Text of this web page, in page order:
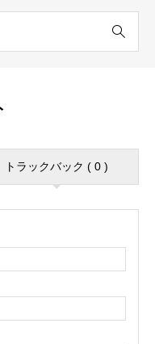
トラックバック ( 0 )